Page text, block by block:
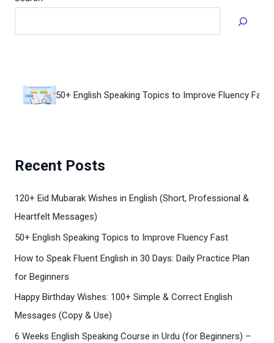
50+ English Speaking Topics to Improve Fluency Fast
Recent Posts
120+ Eid Mubarak Wishes in English (Short, Professional &
Heartfelt Messages)
50+ English Speaking Topics to Improve Fluency Fast
How to Speak Fluent English in 30 Days: Daily Practice Plan
for Beginners
Happy Birthday Wishes: 100+ Simple & Correct English
Messages (Copy & Use)
6 Weeks English Speaking Course in Urdu (for Beginners) –